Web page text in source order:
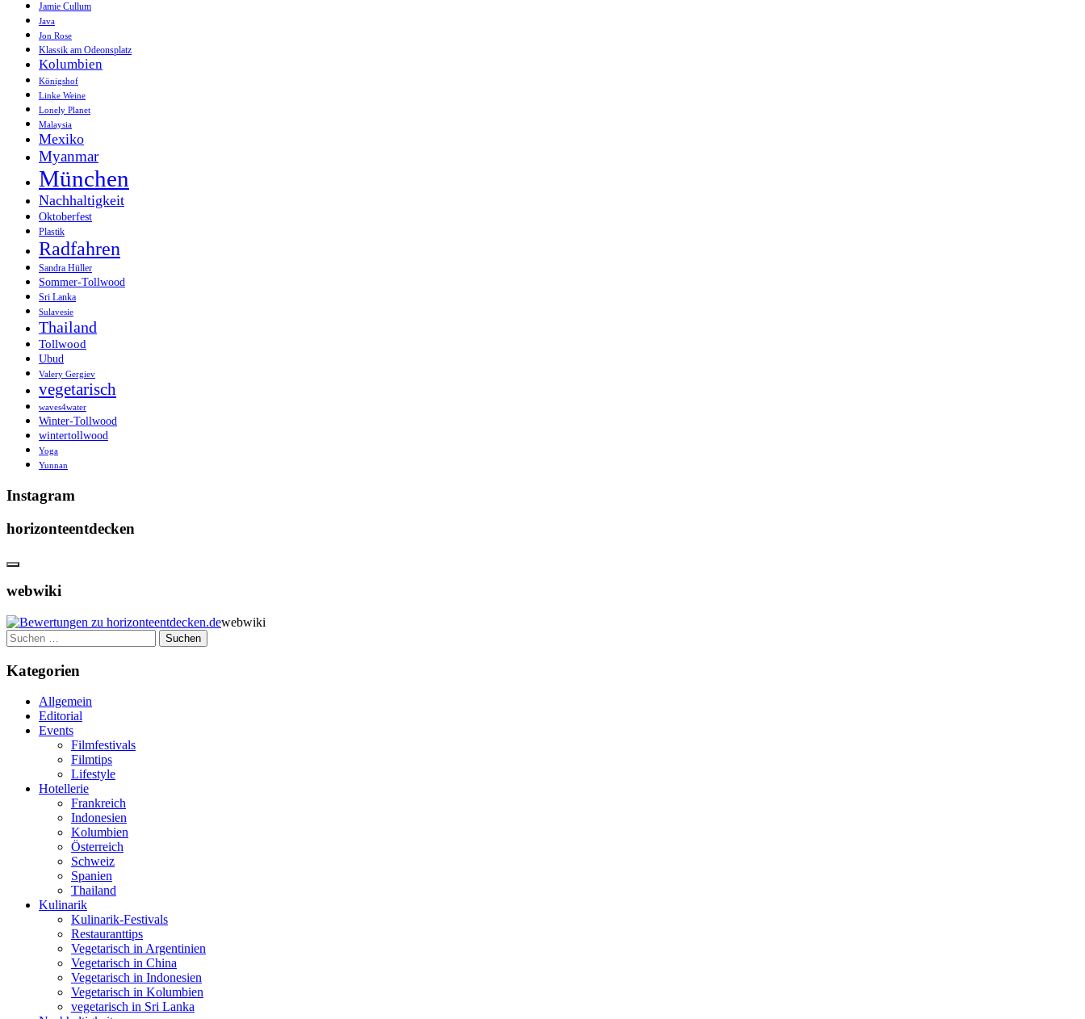
Jamie Cullum
Java
Jon Rose
Klassik am Odeonsplatz
Kolumbien
Königshof
Linke Weine
Lonely Planet
Malaysia
Mexiko
Myanmar
München
Nachhaltigkeit
Oktoberfest
Plastik
Radfahren
Sandra Hüller
Sommer-Tollwood
Sri Lanka
Sulavesie
Thailand
Tollwood
Ubud
Valery Gergiev
vegetarisch
waves4water
Winter-Tollwood
wintertollwood
Yoga
Yunnan
Instagram
horizonteentdecken
webwiki
webwiki
Suchen
nach:
Kategorien
Allgemein
Editorial
Events
Filmfestivals
Filmtips
Lifestyle
Hotellerie
Frankreich
Indonesien
Kolumbien
Österreich
Schweiz
Spanien
Thailand
Kulinarik
Kulinarik-Festivals
Restauranttips
Vegetarisch in Argentinien
Vegetarisch in China
Vegetarisch in Indonesien
Vegetarisch in Kolumbien
vegetarisch in Sri Lanka